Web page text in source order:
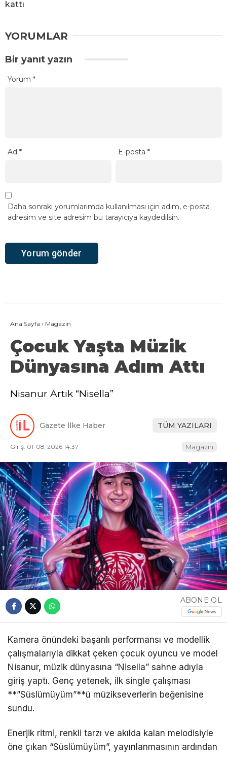
kattı
YORUMLAR
Bir yanıt yazın
Yorum *
Ad * E-posta*
Daha sonraki yorumlarımda kullanılması için adım, e-posta
adresim ve site adresim bu tarayıcıya kaydedilsin.
Ana Sayfa › Magazin
Çocuk Yaşta Müzik
Dünyasına Adım Attı
Nisanur Artık “Nisella”
Gazete İlke Haber TÜM YAZILARI
Giriş: 01-08-2026 14:37 Magazin
ABONE OL
Kamera önündeki başarılı performansı ve modellik
çalışmalarıyla dikkat çeken çocuk oyuncu ve model
Nisanur, müzik dünyasına “Nisella” sahne adıyla
giriş yaptı. Genç yetenek, ilk single çalışması
**”Süslümüyüm”**ü müzikseverlerin beğenisine
sundu.
Enerjik ritmi, renkli tarzı ve akılda kalan melodisiyle
öne çıkan “Süslümüyüm”, yayınlanmasının ardından